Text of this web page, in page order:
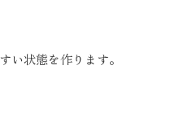
い状態を作ります。